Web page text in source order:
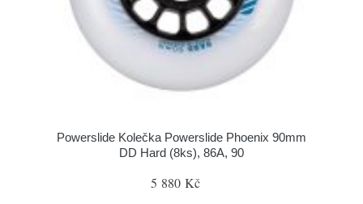
Powerslide Kolečka Powerslide Phoenix 90mm
DD Hard (8ks), 86A, 90
5 880 Kč